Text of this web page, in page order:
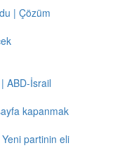
| Çözüm
ABD-İsrail
kapanmak
partinin eli